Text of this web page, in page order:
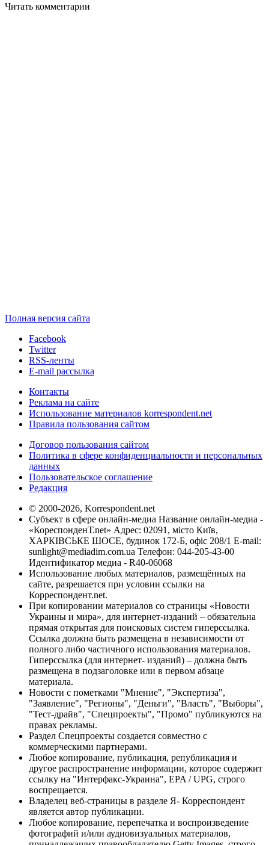
Читать комментарии
Полная версия сайта
Facebook
Twitter
RSS-ленты
E-mail рассылка
Контакты
Реклама на сайте
Использование материалов korrespondent.net
Правила пользования сайтом
Договор пользования сайтом
Политика в сфере конфиденциальности и персональных
данных
Пользовательское соглашение
Редакция
© 2000-2026, Korrespondent.net
Субъект в сфере онлайн-медиа Название онлайн-медиа -
«КореспонденТ.net» Адрес: 02091, місто Київ,
ХАРКІВСЬКЕ ШОСЕ, будинок 172-Б, офіс 208/1 E-mail:
sunlight@mediadim.com.ua Телефон: 044-205-43-00
Идентификатор медиа - R40-06068
Использование любых материалов, размещённых на
сайте, разрешается при условии ссылки на
Корреспондент.net.
При копировании материалов со страницы «Новости
Украины и мира», для интернет-изданий – обязательна
прямая открытая для поисковых систем гиперссылка.
Ссылка должна быть размещена в независимости от
полного либо частичного использования материалов.
Гиперссылка (для интернет- изданий) – должна быть
размещена в подзаголовке или в первом абзаце
материала.
Новости с пометками "Мнение", "Экспертиза",
"Заявление", "Регионы", "Деньги", "Власть", "Выборы",
"Тест-драйв", "Спецпроекты", "Промо" публикуются на
правах рекламы.
Раздел Спецпроекты создается совместно с
коммерческими партнерами.
Любое копирование, публикация, републикация и
другое распространение информации, которое содержит
ссылку на "Интерфакс-Украина", EPA / UPG, строго
воспрещается.
Владелец веб-страницы в разделе Я- Корреспондент
является автор публикации.
Любое копирование, перепечатка и воспроизведение
фотографий и/или аудиовизуальных материалов,